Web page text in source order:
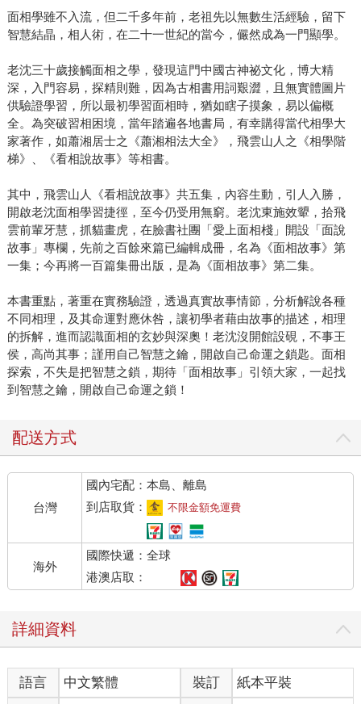
面相學雖不入流，但二千多年前，老祖先以無數生活經驗，留下
智慧結晶，相人術，在二十一世紀的當今，儼然成為一門顯學。
老沈三十歲接觸面相之學，發現這門中國古神祕文化，博大精
深，入門容易，探精則難，因為古相書用詞艱澀，且無實體圖片
供驗證學習，所以最初學習面相時，猶如瞎子摸象，易以偏概
全。為突破習相困境，當年踏遍各地書局，有幸購得當代相學大
家著作，如蕭湘居士之《蕭湘相法大全》，飛雲山人之《相學階
梯》、《看相說故事》等相書。
其中，飛雲山人《看相說故事》共五集，內容生動，引人入勝，
開啟老沈面相學習捷徑，至今仍受用無窮。老沈東施效顰，拾飛
雲前輩牙慧，抓貓畫虎，在臉書社團「愛上面相棧」開設「面說
故事」專欄，先前之百餘來篇已編輯成冊，名為《面相故事》第
一集；今再將一百篇集冊出版，是為《面相故事》第二集。
本書重點，著重在實務驗證，透過真實故事情節，分析解說各種
不同相理，及其命運對應休咎，讓初學者藉由故事的描述，相理
的拆解，進而認識面相的玄妙與深奧！老沈沒開館設硯，不事王
侯，高尚其事；謹用自己智慧之鑰，開啟自己命運之鎖匙。面相
探索，不失是把智慧之鎖，期待「面相故事」引領大家，一起找
到智慧之鑰，開啟自己命運之鎖！
配送方式
台灣
國內宅配：本島、離島
到店取貨：
不限金額免運費
海外
國際快遞：全球
港澳店取：
詳細資料
語言 中文繁體 裝訂
紙本平裝